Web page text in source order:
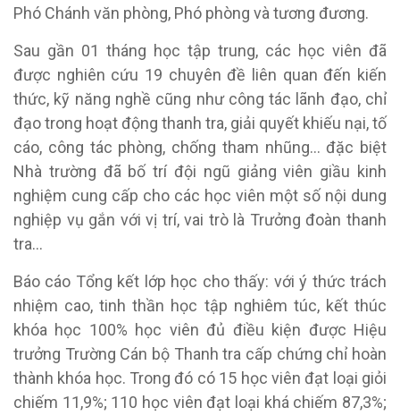
Phó Chánh văn phòng, Phó phòng và tương đương.
Sau gần 01 tháng học tập trung, các học viên đã
được nghiên cứu 19 chuyên đề liên quan đến kiến
thức, kỹ năng nghề cũng như công tác lãnh đạo, chỉ
đạo trong hoạt động thanh tra, giải quyết khiếu nại, tố
cáo, công tác phòng, chống tham nhũng… đặc biệt
Nhà trường đã bố trí đội ngũ giảng viên giầu kinh
nghiệm cung cấp cho các học viên một số nội dung
nghiệp vụ gắn với vị trí, vai trò là Trưởng đoàn thanh
tra…
Báo cáo Tổng kết lớp học cho thấy: với ý thức trách
nhiệm cao, tinh thần học tập nghiêm túc, kết thúc
khóa học 100% học viên đủ điều kiện được Hiệu
trưởng Trường Cán bộ Thanh tra cấp chứng chỉ hoàn
thành khóa học. Trong đó có 15 học viên đạt loại giỏi
chiếm 11,9%; 110 học viên đạt loại khá chiếm 87,3%;